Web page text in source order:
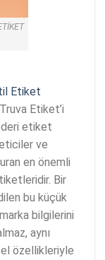
Etiket
Etiket’i
etiket
ve
en önemli
Bir
bu küçük
bilgilerini
aynı
özellikleriyle